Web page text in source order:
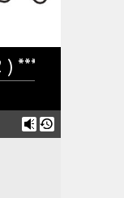
****